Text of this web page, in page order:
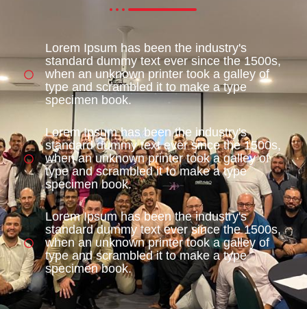
Lorem Ipsum has been the industry's
standard dummy text ever since the 1500s,
when an unknown printer took a galley of
type and scrambled it to make a type
specimen book.
Lorem Ipsum has been the industry's
standard dummy text ever since the 1500s,
when an unknown printer took a galley of
type and scrambled it to make a type
specimen book.
Lorem Ipsum has been the industry's
standard dummy text ever since the 1500s,
when an unknown printer took a galley of
type and scrambled it to make a type
specimen book.